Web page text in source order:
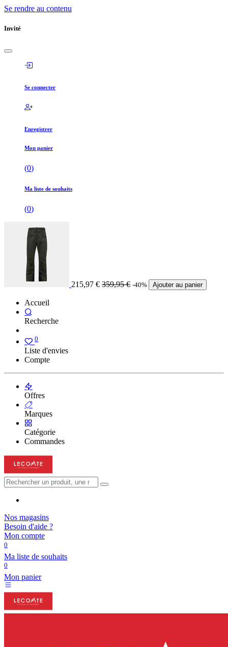
Se rendre au contenu
Invité
Se connecter
Enregistrer
Mon panier
(0)
Ma liste de souhaits
(0)
215,97 € 359,95€ -40% Ajouter au panier
Accueil
Recherche
0
Liste d'envies
Compte
Offres
Marques
Catégorie
Commandes
Nos magasins
Besoin d'aide ?
Mon compte
0
Ma liste de souhaits
0
Mon panier